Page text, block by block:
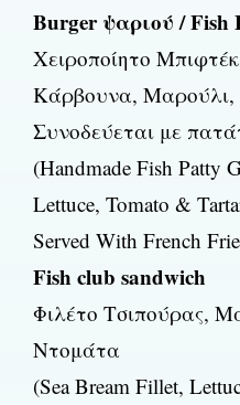
Burger ψαριού / Fish
Χειροποίητο
Κάρβουνα, Μαρούλι,
Συνοδεύεται με
(Handmade Fish Patty
Lettuce, Tomato &
Served With French
Fish club sandwich
Φιλέτο Τσιπούρας,
Ντομάτα
(Sea Bream Fillet,